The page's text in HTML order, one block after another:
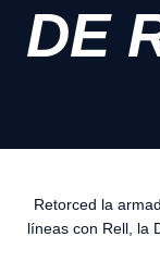
DE
Retorced la
líneas con Rell, la